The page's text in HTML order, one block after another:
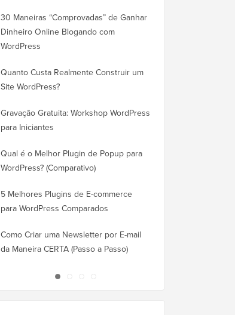
30 Maneiras “Comprovadas” de Ganhar
Dinheiro Online Blogando com
WordPress
Quanto Custa Realmente Construir um
Site WordPress?
Gravação Gratuita: Workshop WordPress
para Iniciantes
Qual é o Melhor Plugin de Popup para
WordPress? (Comparativo)
5 Melhores Plugins de E-commerce
para WordPress Comparados
Como Criar uma Newsletter por E-mail
da Maneira CERTA (Passo a Passo)